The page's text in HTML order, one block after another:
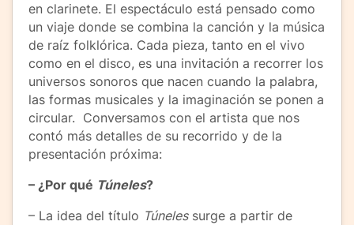
en clarinete. El espectáculo está pensado como
un viaje donde se combina la canción y la música
de raíz folklórica. Cada pieza, tanto en el vivo
como en el disco, es una invitación a recorrer los
universos sonoros que nacen cuando la palabra,
las formas musicales y la imaginación se ponen a
circular. Conversamos con el artista que nos
contó más detalles de su recorrido y de la
presentación próxima:
– ¿Por qué Túneles?
– La idea del título Túnelessurge a partir de